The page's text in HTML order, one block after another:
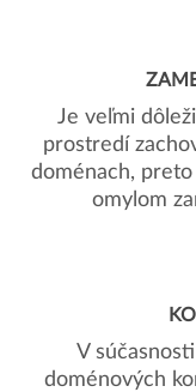
Je veľmi
prostredí
doménach,
omylom
V
doménových